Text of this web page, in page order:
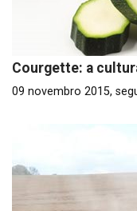
Courgette: a
09 novembro 2015,